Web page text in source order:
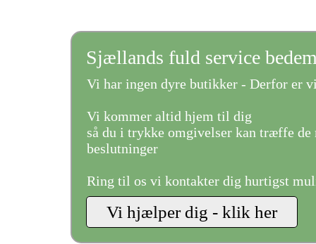
Sjællands fuld service
Vi har ingen dyre butikker - Derfor er
Vi kommer altid hjem til dig
så du i trykke omgivelser kan træffe de
beslutninger
Ring til os vi kontakter dig hurtigst